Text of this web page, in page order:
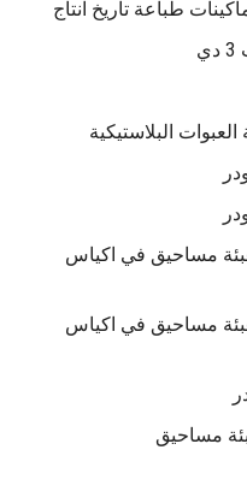
طباعة تاريخ انتاج
البلاستيكية
مساحيق في اكياس
مساحيق في اكياس
مساحيق